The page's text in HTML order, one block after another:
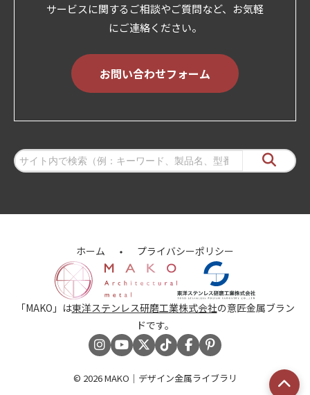
サービスに関するご相談やご質問など、お気軽
にご連絡ください。
お問い合わせフォーム
ホーム プライバシーポリシー
「MAKO」は東洋ステンレス研磨工業株式会社の意匠金属ブラン
ドです。
© 2026MAKO｜デザイン金属ライブラリ